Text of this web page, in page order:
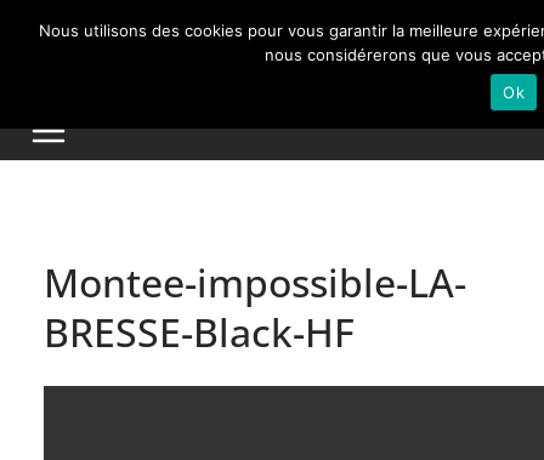
Actualités de Lorraine pour les Lorrains
Montee-impossible-LA-
BRESSE-Black-HF
Nous utilisons des cookies pour vous garantir la meilleure
nous considérerons que vous
Ok